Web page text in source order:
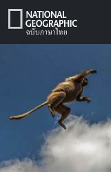
Skip